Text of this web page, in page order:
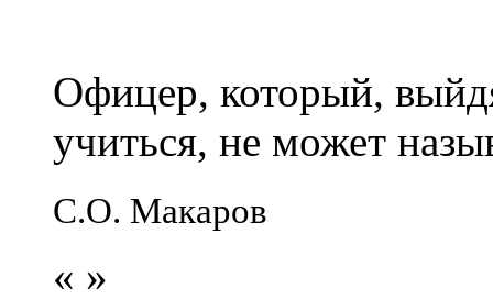
Офицер, который,
учиться, не может
С.О. Макаров
« »